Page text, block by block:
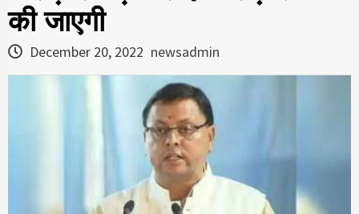
की जाएगी
December 20, 2022 newsadmin